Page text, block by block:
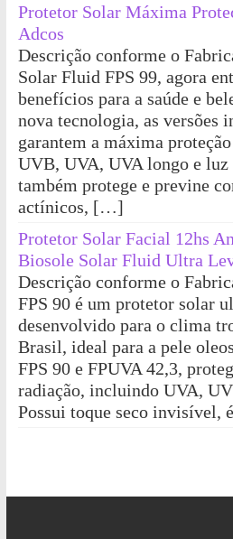
Protetor Solar Máxima
Adcos
Descrição conforme o
Solar Fluid FPS 99, agora
benefícios para a saúde e
nova tecnologia, as versões
garantem a máxima
UVB, UVA, UVA longo e
também protege e previne
actínicos, […]
Protetor Solar Facial 12hs
Biosole Solar Fluid Ultra
Descrição conforme o
FPS 90 é um protetor solar
desenvolvido para o clima
Brasil, ideal para a pele
FPS 90 e FPUVA 42,3,
radiação, incluindo UVA,
Possui toque seco invisível,